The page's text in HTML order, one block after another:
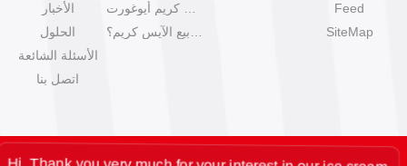
الأخبار
الحلول
الأسئلة الشائعة
اتصل بنا
Feed
SiteMap
you very much for your interest in our ice cream
machine. I am your project consultant and